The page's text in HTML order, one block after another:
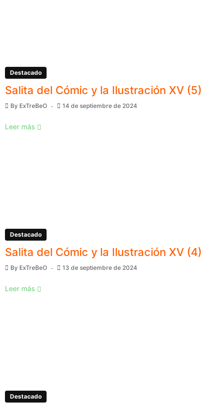
Destacado
Salita del Cómic y la Ilustración XV (5)
By ExTreBeO 14 de septiembre de 2024
Leer más
Destacado
Salita del Cómic y la Ilustración XV (4)
By ExTreBeO 13 de septiembre de 2024
Leer más
Destacado